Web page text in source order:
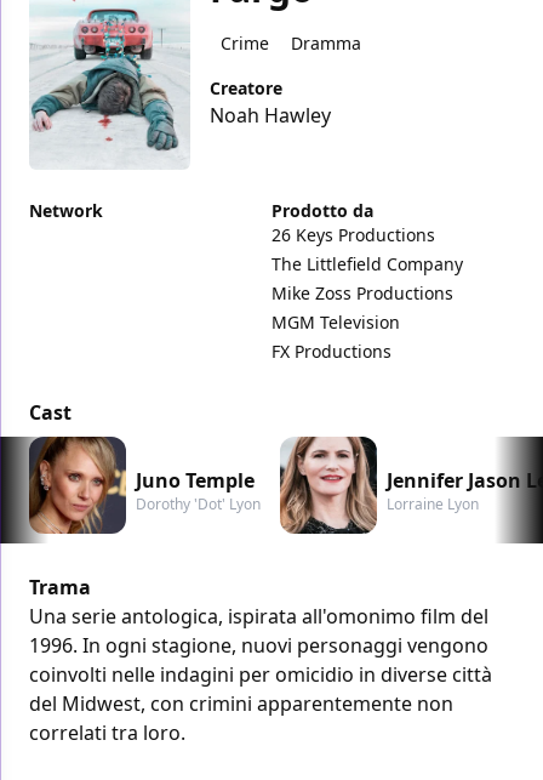
Crime
Dramma
Creatore
Noah Hawley
Network
Prodotto da
26 Keys Productions
The Littlefield Company
Mike Zoss Productions
MGM Television
FX Productions
Cast
Juno Temple
Dorothy 'Dot' Lyon
Jennifer Jason
Lorraine Lyon
Trama
Una serie antologica, ispirata all'omonimo film del
1996. In ogni stagione, nuovi personaggi vengono
coinvolti nelle indagini per omicidio in diverse città
del Midwest, con crimini apparentemente non
correlati tra loro.